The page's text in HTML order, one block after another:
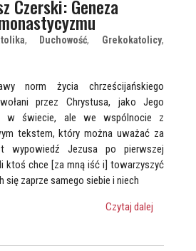
Czerski: Geneza
, Duchowość, Grekokatolicy,
norm życia chrześcijańskiego
przez Chrystusa, jako Jego
w świecie, ale we wspólnocie z
tekstem, który można uważać za
wypowiedź Jezusa po pierwszej
ktoś chce [za mną iść i] towarzyszyć
się zaprze samego siebie i niech
Czytaj dalej